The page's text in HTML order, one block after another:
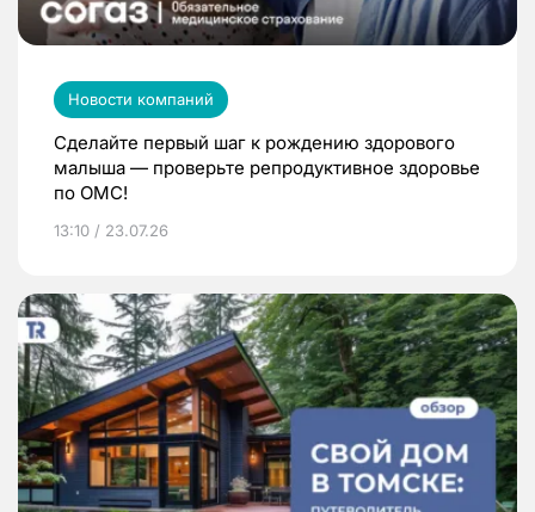
Новости компаний
Сделайте первый шаг к рождению здорового
малыша — проверьте репродуктивное здоровье
по ОМС!
13:10 / 23.07.26